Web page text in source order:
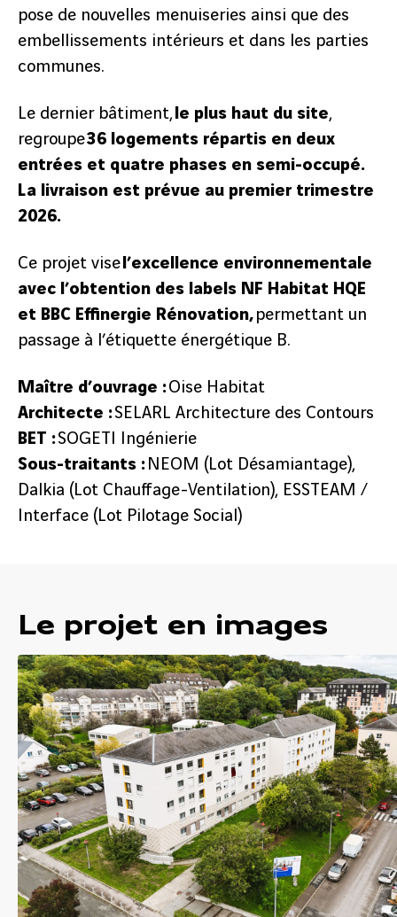
pose de nouvelles menuiseries ainsi que des
embellissements intérieurs et dans les parties
communes.
Le dernier bâtiment, le plus haut du site,
regroupe36 logements répartis en deux
entrées et quatre phases en semi-occupé.
La livraison est prévue au premier trimestre
2026.
Ce projet vise l’excellence environnementale
avec l’obtention des labels NF Habitat HQE
et BBC Effinergie Rénovation,permettant un
passage à l’étiquette énergétique B.
Maître d’ouvrage :Oise Habitat
Architecte :SELARL Architecture des Contours
BET :SOGETI Ingénierie
Sous-traitants : NEOM (Lot Désamiantage),
Dalkia (Lot Chauffage-Ventilation), ESSTEAM /
Interface (Lot Pilotage Social)
Le projet en images
précédent2/3